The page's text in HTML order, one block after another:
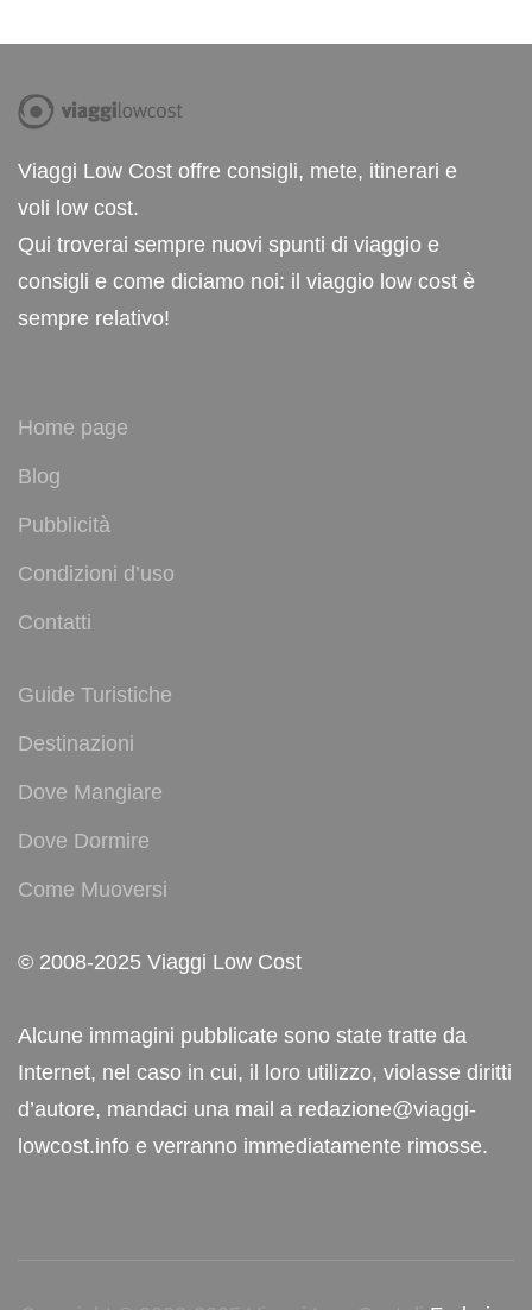
Viaggi Low Cost offre consigli, mete, itinerari e
voli low cost.
Qui troverai sempre nuovi spunti di viaggio e
consigli e come diciamo noi: il viaggio low cost è
sempre relativo!
Home page
Blog
Pubblicità
Condizioni d’uso
Contatti
Guide Turistiche
Destinazioni
Dove Mangiare
Dove Dormire
Come Muoversi
© 2008-2025 Viaggi Low Cost
Alcune immagini pubblicate sono state tratte da
Internet, nel caso in cui, il loro utilizzo, violasse diritti
d’autore, mandaci una mail a redazione@viaggi-
lowcost.info e verranno immediatamente rimosse.